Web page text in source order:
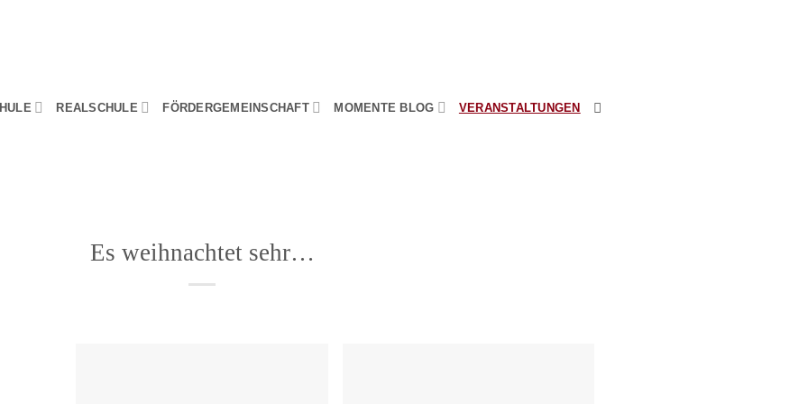
REALSCHULE FÖRDERGEMEINSCHAFT MOMENTE BLOG VERANSTALTUNGEN
Es weihnachtet sehr…